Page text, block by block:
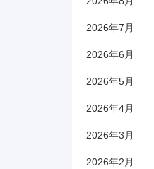
2026年7月
2026年6月
2026年5月
2026年4月
2026年3月
2026年2月